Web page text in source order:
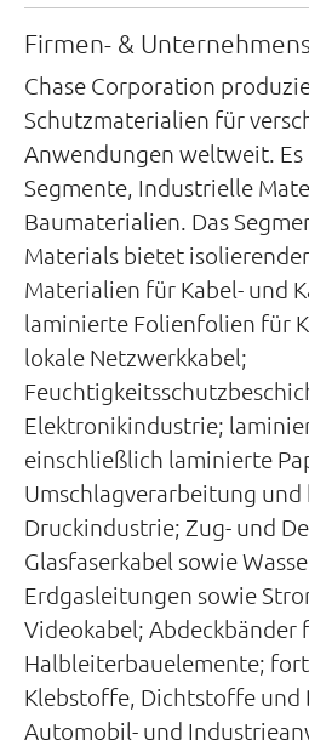
Firmen- &
Chase Corporation
Schutzmaterialien für
Anwendungen weltweit.
Segmente, Industrielle
Baumaterialien. Das
Materials bietet
Materialien für Kabel- und
laminierte Folienfolien für
lokale Netzwerkkabel;
Elektronikindustrie;
einschließlich laminierte
Umschlagverarbeitung
Druckindustrie; Zug- und
Glasfaserkabel sowie
Erdgasleitungen sowie
Videokabel; Abdeckbänder
Halbleiterbauelemente;
Klebstoffe, Dichtstoffe und
Automobil- und